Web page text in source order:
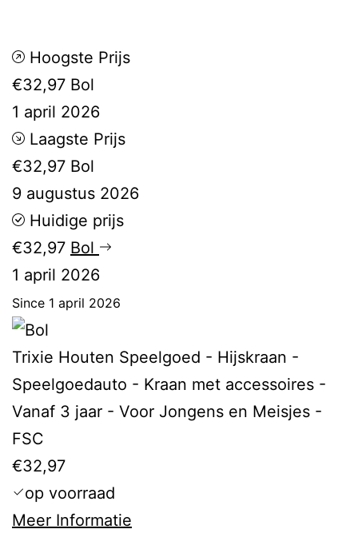
Hoogste Prijs
€32,97 Bol
1 april 2026
Laagste Prijs
€32,97 Bol
9 augustus 2026
Huidige prijs
€32,97 Bol
1 april 2026
Since 1 april 2026
Trixie Houten Speelgoed - Hijskraan -
Speelgoedauto - Kraan met accessoires -
Vanaf 3 jaar - Voor Jongens en Meisjes -
FSC
€32,97
op voorraad
Meer Informatie